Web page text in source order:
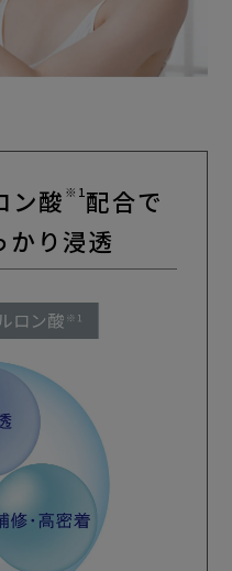
ン酸 ※1 配合で
かり浸透